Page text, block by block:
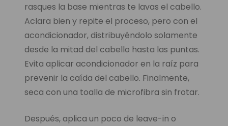
rasques la base mientras te lavas el cabello.
Aclara bien y repite el proceso, pero con el
acondicionador, distribuyéndolo solamente
desde la mitad del cabello hasta las puntas.
Evita aplicar acondicionador en la raíz para
prevenir la caída del cabello. Finalmente,
seca con una toalla de microfibra sin frotar.
Después, aplica un poco de leave-in o